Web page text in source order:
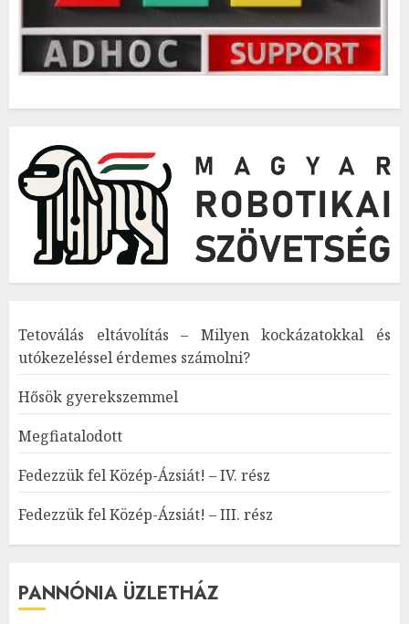
Tetoválás eltávolítás – Milyen kockázatokkal és
utókezeléssel érdemes számolni?
Hősök gyerekszemmel
Megfiatalodott
Fedezzük fel Közép-Ázsiát! – IV. rész
Fedezzük fel Közép-Ázsiát! – III. rész
PANNÓNIA ÜZLETHÁZ